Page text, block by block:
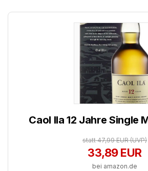
Caol Ila 12 Jahre Single
statt 47,99 EUR(UVP)
33,89 EUR
bei amazon.de